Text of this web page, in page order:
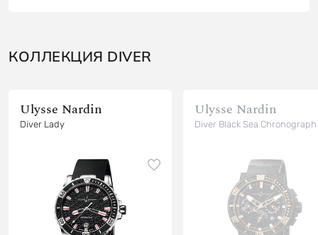
КОЛЛЕКЦИЯ DIVER
Ulysse Nardin
Diver Lady
Ulysse Nardin
Diver Black Sea Chronograph